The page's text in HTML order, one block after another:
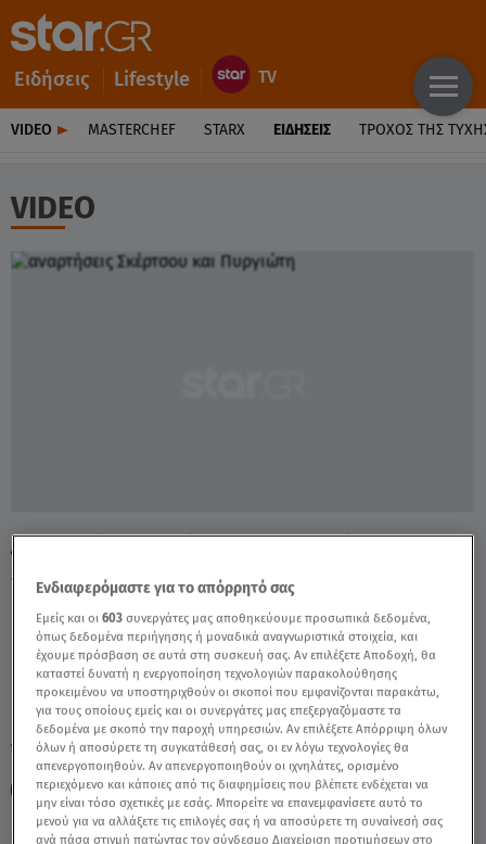
Ειδήσεις Lifestyle
VIDEO MASTERCHEF STARX ΕΙΔΉΣΕΙΣ ΤΡΟΧΌΣ ΤΗΣ
VIDEO
Αντιπαράθεση Σκέρτσου – Πυργιώτη Στα
Social Media - Video
TAGS: ΑΚΗΣ ΣΚΕΡΤΣΟΣ ΜΑΡΙΑΝΝΑ ΠΥΡΓΙΩΤΗ
SOCIAL MEDIA
Ενδιαφερόμαστε για το απόρρητό σας
Εμείς και οι603 συνεργάτες μας αποθηκεύουμε προσωπικά δεδομένα,
όπως δεδομένα περιήγησης ή μοναδικά αναγνωριστικά στοιχεία, και
έχουμε πρόσβαση σε αυτά στη συσκευή σας. Αν επιλέξετε Αποδοχή, θα
καταστεί δυνατή η ενεργοποίηση τεχνολογιών παρακολούθησης
προκειμένου να υποστηριχθούν οι σκοποί που εμφανίζονται παρακάτω,
για τους οποίους εμείς και οι συνεργάτες μας επεξεργαζόμαστε τα
δεδομένα με σκοπό την παροχή υπηρεσιών. Αν επιλέξετε Απόρριψη όλων
όλων ή αποσύρετε τη συγκατάθεσή σας, οι εν λόγω τεχνολογίες θα
απενεργοποιηθούν. Αν απενεργοποιηθούν οι ιχνηλάτες, ορισμένο
περιεχόμενο και κάποιες από τις διαφημίσεις που βλέπετε ενδέχεται να
μην είναι τόσο σχετικές με εσάς. Μπορείτε να επανεμφανίσετε αυτό το
μενού για να αλλάξετε τις επιλογές σας ή να αποσύρετε τη συναίνεσή σας
ανά πάσα στιγμή πατώντας τον σύνδεσμο Διαχείριση προτιμήσεων στο